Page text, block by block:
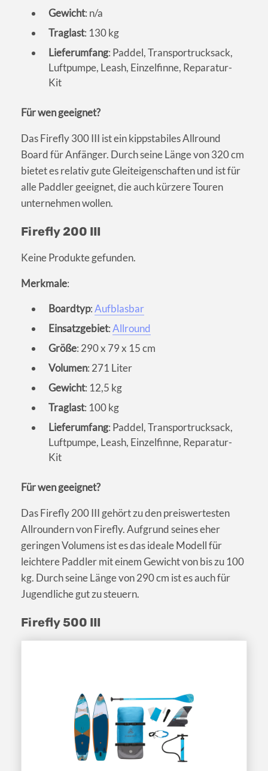
Gewicht: n/a
Traglast: 130 kg
Lieferumfang: Paddel, Transportrucksack,
Luftpumpe, Leash, Einzelfinne, Reparatur-
Kit
Für wen geeignet?
Das Firefly 300 III ist ein kippstabiles Allround
Board für Anfänger. Durch seine Länge von 320 cm
bietet es relativ gute Gleiteigenschaften und ist für
alle Paddler geeignet, die auch kürzere Touren
unternehmen wollen.
Firefly 200 III
Keine Produkte gefunden.
Merkmale:
Boardtyp:Aufblasbar
Einsatzgebiet:Allround
Größe: 290 x 79 x 15 cm
Volumen: 271 Liter
Gewicht: 12,5 kg
Traglast: 100 kg
Lieferumfang: Paddel, Transportrucksack,
Luftpumpe, Leash, Einzelfinne, Reparatur-
Kit
Für wen geeignet?
Das Firefly 200 III gehört zu den preiswertesten
Allroundern von Firefly. Aufgrund seines eher
geringen Volumens ist es das ideale Modell für
leichtere Paddler mit einem Gewicht von bis zu 100
kg. Durch seine Länge von 290 cm ist es auch für
Jugendliche gut zu steuern.
Firefly 500 III